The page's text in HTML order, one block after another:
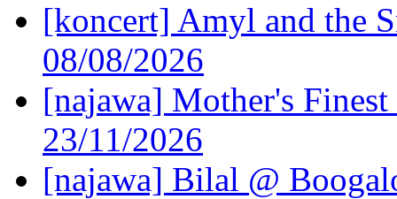
[koncert] Amyl and the
08/08/2026
[najawa] Mother's
23/11/2026
[najawa] Bilal @